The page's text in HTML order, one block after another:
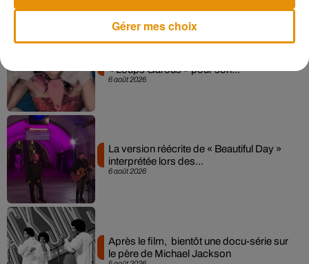
6 août 2026
« Loups Garous » pour son...
6 août 2026
La version réécrite de « Beautiful Day »
interprétée lors des...
Après le film, bientôt une docu-série sur
le père de Michael Jackson
Gérer mes choix